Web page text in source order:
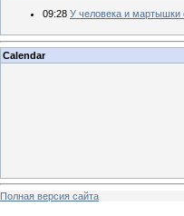
09:28 У человека и мартышки
Calendar
Полная версия сайта